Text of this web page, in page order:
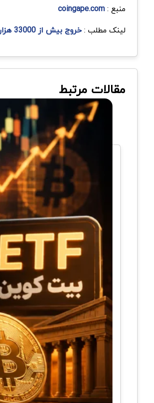
منبع :coingape.com
لینک مطلب :خروج بیش از 33000 هزار بیت کوین از کیف پول صرافی ها در پنج روز، آیا روند صعودی دوباره شروع شد
مقالات مرتبط